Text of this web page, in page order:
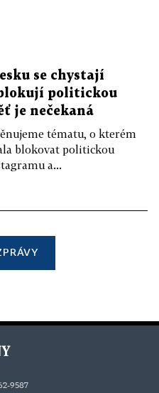
se chystají
politickou
je nečekaná
tématu, o kterém
blokovat politickou
a...
9587